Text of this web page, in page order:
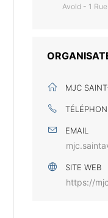
Avold - 1
MJC
EMAIL
SITE WEB
https://